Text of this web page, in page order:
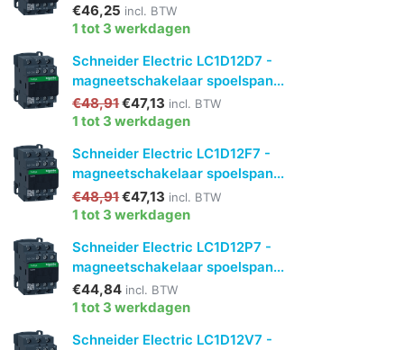
€46,25 incl. BTW
1 tot 3 werkdagen
Schneider Electric LC1D12D7 -
magneetschakelaar spoelspan...
€48,91€47,13 incl. BTW
1 tot 3 werkdagen
Schneider Electric LC1D12F7 -
magneetschakelaar spoelspan...
€48,91€47,13 incl. BTW
1 tot 3 werkdagen
Schneider Electric LC1D12P7 -
magneetschakelaar spoelspan...
€44,84 incl. BTW
1 tot 3 werkdagen
Schneider Electric LC1D12V7 -